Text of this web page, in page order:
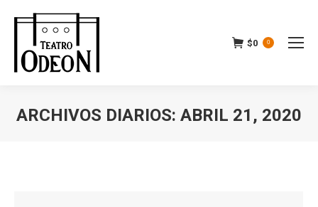
$0 0
ARCHIVOS DIARIOS: ABRIL 21, 2020